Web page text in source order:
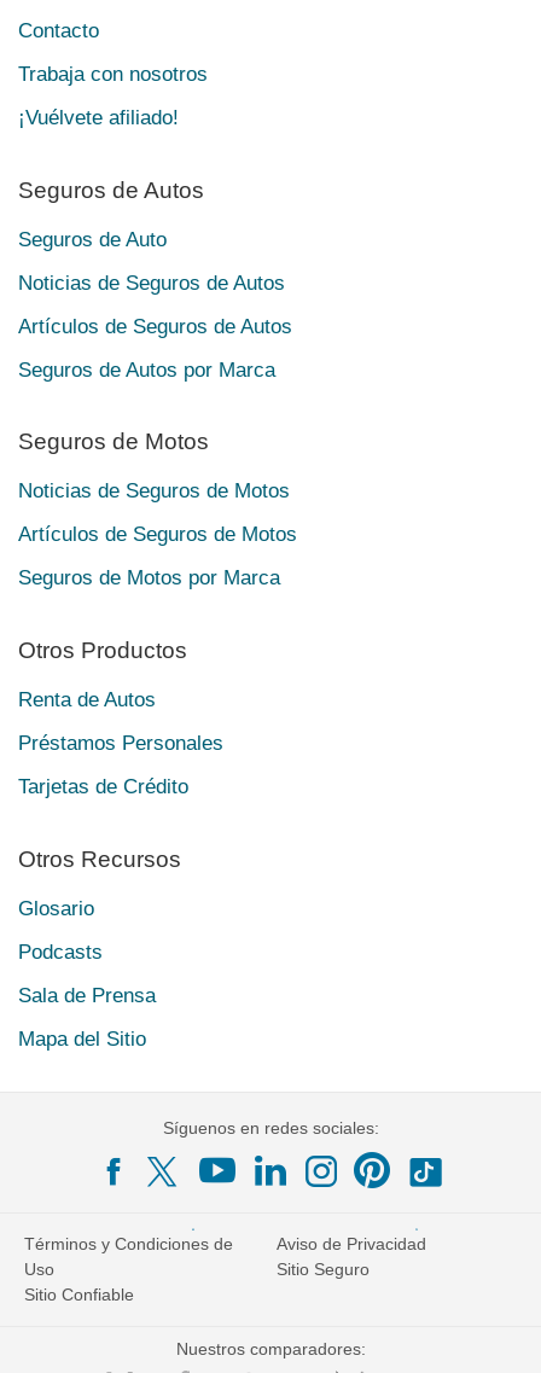
Contacto
Trabaja con nosotros
¡Vuélvete afiliado!
Seguros de Autos
Seguros de Auto
Noticias de Seguros de Autos
Artículos de Seguros de Autos
Seguros de Autos por Marca
Seguros de Motos
Noticias de Seguros de Motos
Artículos de Seguros de Motos
Seguros de Motos por Marca
Otros Productos
Renta de Autos
Préstamos Personales
Tarjetas de Crédito
Otros Recursos
Glosario
Podcasts
Sala de Prensa
Mapa del Sitio
Síguenos en redes sociales:
Términos y Condiciones de
Uso
Aviso de Privacidad
Sitio Seguro
Sitio Confiable
Nuestros comparadores: